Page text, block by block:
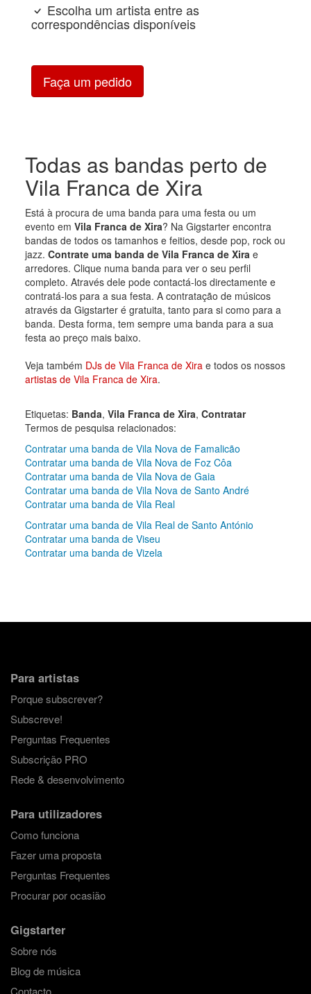
Escolha um artista entre as
correspondências disponíveis
Faça um pedido
Todas as bandas perto de
Vila Franca de Xira
Está à procura de uma banda para uma festa ou um
evento em Vila Franca de Xira? Na Gigstarter encontra
bandas de todos os tamanhos e feitios, desde pop, rock ou
jazz. Contrate uma banda de Vila Franca de Xira e
arredores. Clique numa banda para ver o seu perfil
completo. Através dele pode contactá-los directamente e
contratá-los para a sua festa. A contratação de músicos
através da Gigstarter é gratuita, tanto para si como para a
banda. Desta forma, tem sempre uma banda para a sua
festa ao preço mais baixo.
Veja também DJs de Vila Franca de Xira e todos os nossos
artistas de Vila Franca de Xira.
Etiquetas: Banda, Vila Franca de Xira, Contratar
Termos de pesquisa relacionados:
Contratar uma banda de Vila Nova de Famalicão
Contratar uma banda de Vila Nova de Foz Côa
Contratar uma banda de Vila Nova de Gaia
Contratar uma banda de Vila Nova de Santo André
Contratar uma banda de Vila Real
Contratar uma banda de Vila Real de Santo António
Contratar uma banda de Viseu
Contratar uma banda de Vizela
Para artistas
Porque subscrever?
Subscreve!
Perguntas Frequentes
Subscrição PRO
Rede & desenvolvimento
Para utilizadores
Como funciona
Fazer uma proposta
Perguntas Frequentes
Procurar por ocasião
Gigstarter
Sobre nós
Blog de música
Contacto